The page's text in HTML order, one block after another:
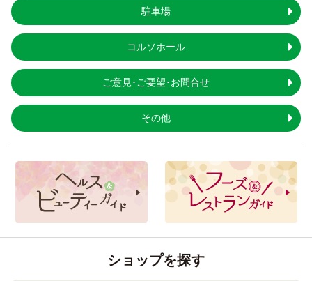
駐車場
コルソホール
ご意見･ご要望･お問合せ
その他
ショップを探す